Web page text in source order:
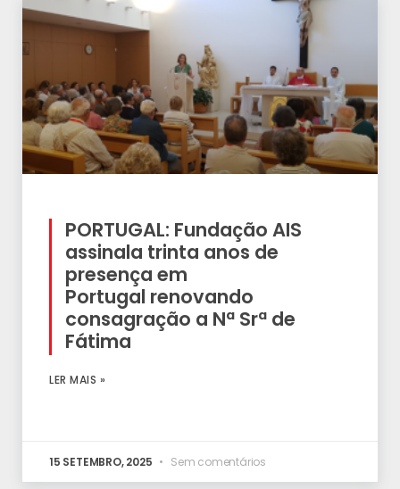
PORTUGAL: Fundação AIS
assinala trinta anos de
presença em
Portugal renovando
consagração a Nª Srª de
Fátima
LER MAIS »
15 SETEMBRO, 2025 Sem comentários